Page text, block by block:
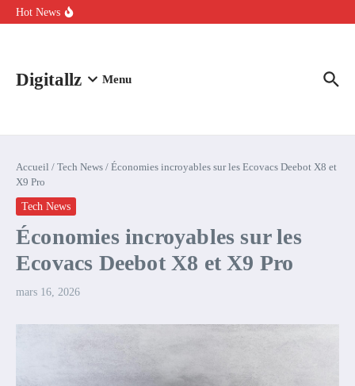
Aller au contenu
Hot News
Comment l’IA simplifie la data de caisse pour la transformer en
Digitallz Menu
Accueil / Tech News / Économies incroyables sur les Ecovacs Deebot X8 et
X9 Pro
Tech News
Économies incroyables sur les
Ecovacs Deebot X8 et X9 Pro
mars 16, 2026